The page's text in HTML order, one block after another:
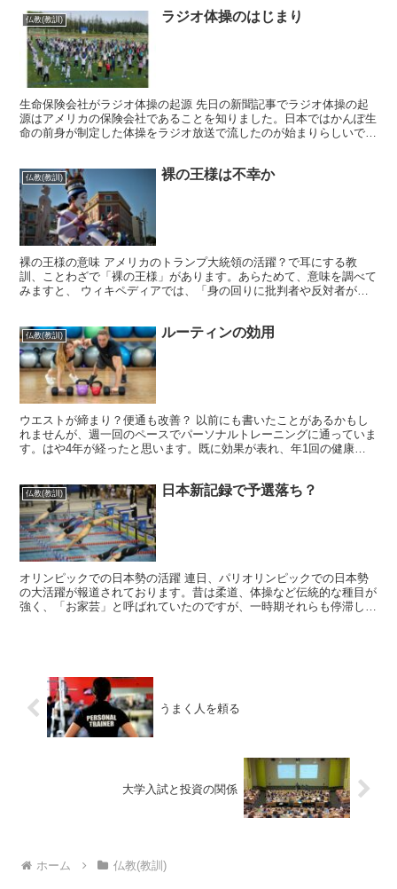
仏教(教訓) ラジオ体操のはじまり
生命保険会社がラジオ体操の起源 先日の新聞記事でラジオ体操の起
源はアメリカの保険会社であることを知りました。日本ではかんぽ生
命の前身が制定した体操をラジオ放送で流したのが始まりらしいで
仏教(教訓) 裸の王様は不幸か
裸の王様の意味 アメリカのトランプ大統領の活躍？で耳にする教
訓、ことわざで「裸の王様」があります。あらためて、意味を調べて
みますと、 ウィキペディアでは、「身の回りに批判者や反対者がい
仏教(教訓) ルーティンの効用
ウエストが締まり？便通も改善？ 以前にも書いたことがあるかもし
れませんが、週一回のペースでパーソナルトレーニングに通っていま
す。はや4年が経ったと思います。既に効果が表れ、年1回の健康診
仏教(教訓) 日本新記録で予選落ち？
オリンピックでの日本勢の活躍 連日、パリオリンピックでの日本勢
の大活躍が報道されております。昔は柔道、体操など伝統的な種目が
強く、「お家芸」と呼ばれていたのですが、一時期それらも停滞して
うまく人を頼る
大学入試と投資の関係
ホーム 仏教(教訓)